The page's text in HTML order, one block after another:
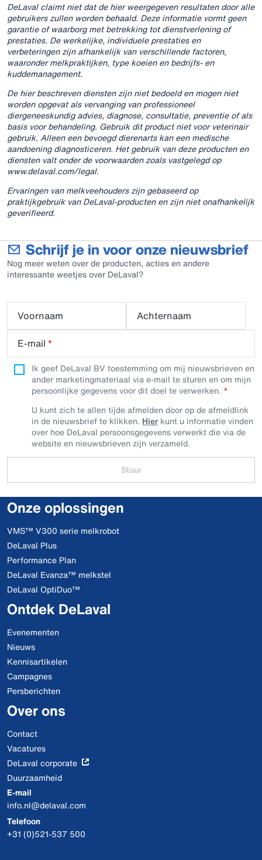
DeLaval claimt niet dat de hier weergegeven resultaten door alle
gebruikers zullen worden behaald. Deze informatie vormt geen
garantie of waarborg met betrekking tot dienstverlening of
prestaties. De werkelijke, individuele prestaties en
verbeteringen zijn afhankelijk van verschillende factoren,
waaronder melkpraktijken, type koeien en bedrijfs- en
kuddemanagement.
De hier beschreven diensten zijn niet bedoeld en mogen niet
worden opgevat als vervanging van professioneel
diergeneeskundig advies, diagnose, consultatie, preventie of als
basis voor behandeling. Gebruik dit product niet voor veterinair
gebruik. Alleen een bevoegd dierenarts kan een medische
aandoening diagnosticeren. Het gebruik van deze producten en
diensten valt onder de voorwaarden zoals vastgelegd op
www.delaval.com/legal.
Ervaringen van melkveehouders zijn gebaseerd op
praktijkgebruik van DeLaval‑producten en zijn niet onafhankelijk
geverifieerd.
Schrijf je in voor onze nieuwsbrief
Nog meer weten over de producten, acties en andere
interessante weetjes over DeLaval?
Voornaam
Achternaam
E-mail *
Ik geef DeLaval BV toestemming om mij nieuwsbrieven en
ander marketingmateriaal via e-mail te sturen en om mijn
persoonlijke gegevens voor dit doel te verwerken.
U kunt zich te allen tijde afmelden door op de afmeldlink
in de nieuwsbrief te klikken. Hier kunt u informatie vinden
over hoe DeLaval persoonsgegevens verwerkt die via de
website en nieuwsbrieven zijn verzameld.
Stuur
Onze oplossingen
VMS™ V300 serie melkrobot
DeLaval Plus
Performance Plan
DeLaval Evanza™ melkstel
DeLaval OptiDuo™
Ontdek DeLaval
Evenementen
Nieuws
Kennisartikelen
Campagnes
Persberichten
Over ons
Contact
Vacatures
DeLaval corporate
Duurzaamheid
E-mail
info.nl@delaval.com
Telefoon
+31 (0)521-537 500